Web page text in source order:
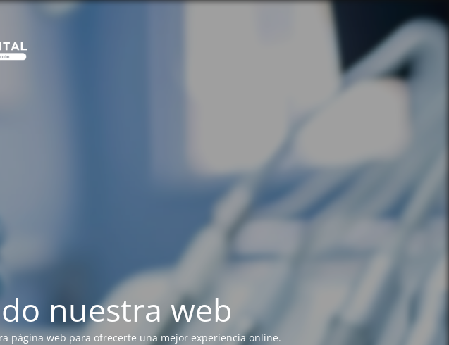
nuestra web
página web para ofrecerte una mejor experiencia online.